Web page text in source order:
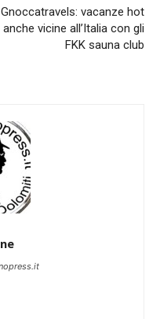
Gnoccatravels: vacanze hot
anche vicine all’Italia con gli
FKK sauna club